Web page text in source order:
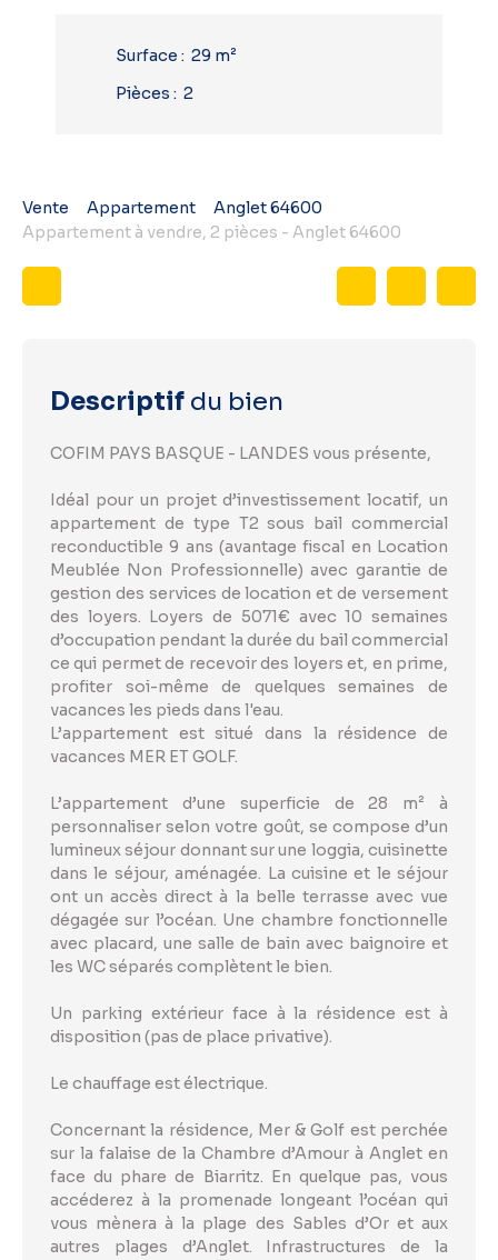
Surface : 29 m²
Pièces : 2
Vente Appartement
Anglet 64600
Appartement à vendre, 2 pièces - Anglet 64600
Descriptif du bien
COFIM PAYS BASQUE - LANDES vous présente,
Idéal pour un projet d’investissement locatif, un
appartement de type T2 sous bail commercial
reconductible 9 ans (avantage fiscal en Location
Meublée Non Professionnelle) avec garantie de
gestion des services de location et de versement
des loyers. Loyers de 5071€ avec 10 semaines
d’occupation pendant la durée du bail commercial
ce qui permet de recevoir des loyers et, en prime,
profiter soi-même de quelques semaines de
vacances les pieds dans l'eau.
L’appartement est situé dans la résidence de
vacances MER ET GOLF.
L’appartement d’une superficie de 28 m² à
personnaliser selon votre goût, se compose d’un
lumineux séjour donnant sur une loggia, cuisinette
dans le séjour, aménagée. La cuisine et le séjour
ont un accès direct à la belle terrasse avec vue
dégagée sur l’océan. Une chambre fonctionnelle
avec placard, une salle de bain avec baignoire et
les WC séparés complètent le bien.
Un parking extérieur face à la résidence est à
disposition (pas de place privative).
Le chauffage est électrique.
Concernant la résidence, Mer & Golf est perchée
sur la falaise de la Chambre d’Amour à Anglet en
face du phare de Biarritz. En quelque pas, vous
accéderez à la promenade longeant l’océan qui
vous mènera à la plage des Sables d’Or et aux
autres plages d’Anglet. Infrastructures de la